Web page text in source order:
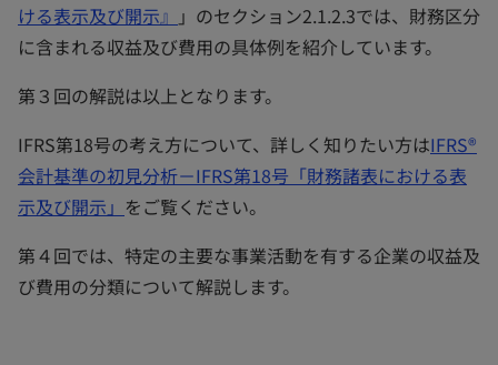
ける表示及び開示』 」のセクション2.1.2.3では、財務区分
に含まれる収益及び費用の具体例を紹介しています。
第３回の解説は以上となります。
IFRS第18号の考え方について、詳しく知りたい方はIFRS®
会計基準の初見分析－IFRS第18号「財務諸表における表
示及び開示」 をご覧ください。
第４回では、特定の主要な事業活動を有する企業の収益及
び費用の分類について解説します。